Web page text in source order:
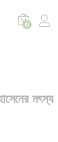
0
মৎস্য